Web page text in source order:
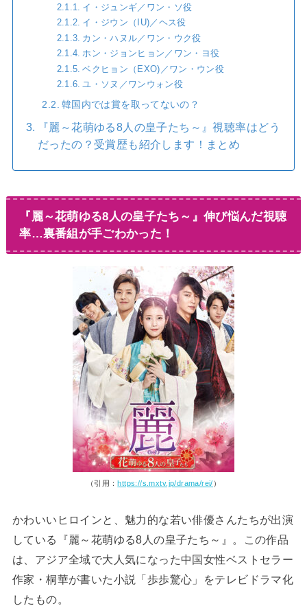
イ・ジュンギ／ワン・ソ役
イ・ジウン（IU)／ヘス役
カン・ハヌル／ワン・ウク役
ホン・ジョンヒョン／ワン・ヨ役
ベクヒョン（EXO)／ワン・ウン役
ユ・ソヌ／ワンウォン役
韓国内では賞を取ってないの？
『麗～花萌ゆる8人の皇子たち～』視聴率はどう
だったの？受賞歴も紹介します！まとめ
『麗～花萌ゆる8人の皇子たち～』伸び悩んだ視聴
率…裏番組が手ごわかった！
（引用：https://s.mxtv.jp/drama/rei/ ）
かわいいヒロインと、魅力的な若い俳優さんたちが出演
している『麗～花萌ゆる8人の皇子たち～』。この作品
は、アジア全域で大人気になった中国女性ベストセラー
作家・桐華が書いた小説「歩歩驚心」をテレビドラマ化
したもの。